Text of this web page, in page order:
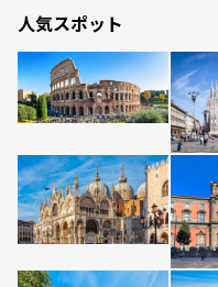
人気スポット